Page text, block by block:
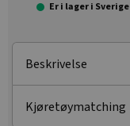
Er i lager i Sverige
Beskrivelse
Kjøretøymatching